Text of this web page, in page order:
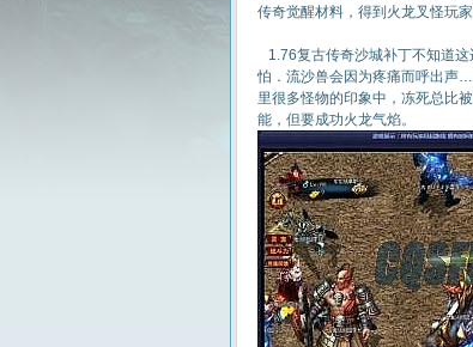
传奇觉醒材料，得到火龙叉怪玩
1.76复古传奇沙城补丁不知道
怕．流沙兽会因为疼痛而呼出声
里很多怪物的印象中，冻死总比
能，但要成功火龙气焰。